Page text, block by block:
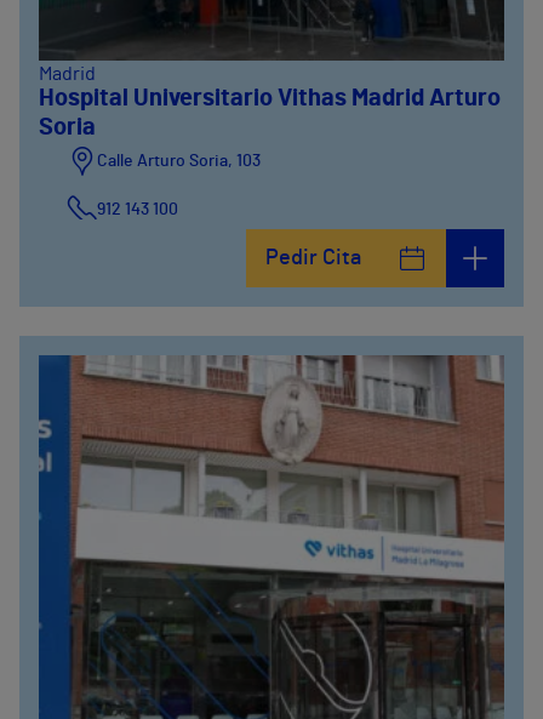
Madrid
Hospital Universitario Vithas Madrid Arturo
Soria
Calle Arturo Soria, 103
912 143 100
912 143 100
Calle Arturo Soria, 107
Pedir Cita